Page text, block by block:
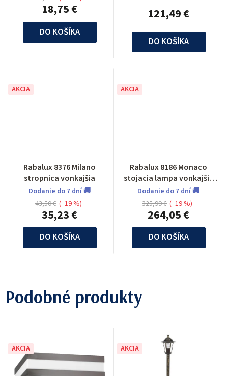
18,75 €
DO KOŠÍKA
121,49 €
DO KOŠÍKA
AKCIA
Rabalux 8376 Milano
stropnica vonkajšia
Dodanie do 7 dní 🚚
35,23 €
43,50 € (–19 %)
DO KOŠÍKA
AKCIA
Rabalux 8186 Monaco
stojacia lampa vonkajšia
3ramenna
Dodanie do 7 dní 🚚
264,05 €
325,99 € (–19 %)
DO KOŠÍKA
Podobné produkty
AKCIA AKCIA